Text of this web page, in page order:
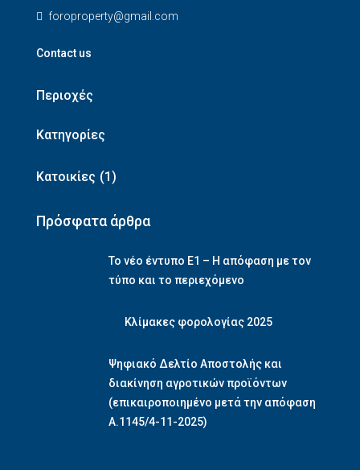
foroproperty@gmail.com
Contact us
Περιοχές
Κατηγορίες
Κατοικίες (1)
Πρόσφατα άρθρα
Το νέο έντυπο Ε1 – Η απόφαση με τον
τύπο και το περιεχόμενο
Κλίμακες φορολογίας 2025
Ψηφιακό Δελτίο Αποστολής και
διακίνηση αγροτικών προϊόντων
(επικαιροποιημένο μετά την απόφαση
Α.1145/4-11-2025)